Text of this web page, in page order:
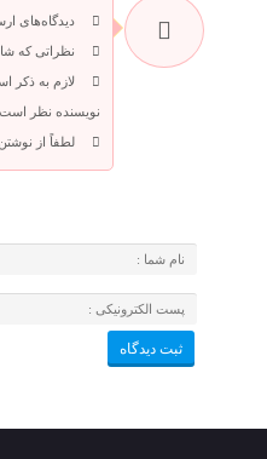
دیدگاه‌های
نظراتی که
لازم به ذکر
نویسنده نظر
لطفاً از